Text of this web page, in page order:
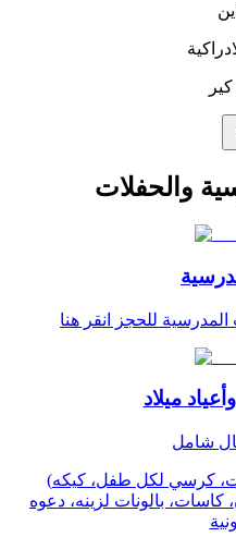
والحفلات
للحجز انقر هنا
ميلاد
بالونات لزينه، دعوه